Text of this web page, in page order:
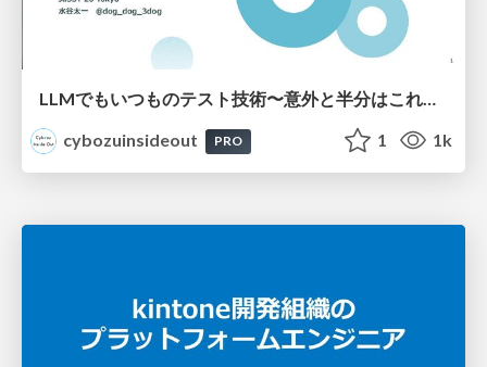
LLMでもいつものテスト技術〜意外と半分はこれまでのテストでした〜
cybozuinsideout
PRO 1 1k